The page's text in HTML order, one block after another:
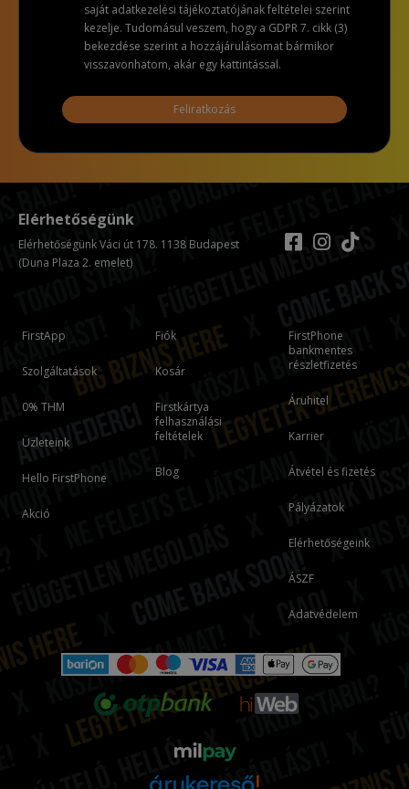
saját adatkezelési tájékoztatójának feltételei szerint
kezelje. Tudomásul veszem, hogy a GDPR 7. cikk (3)
bekezdése szerint a hozzájárulásomat bármikor
visszavonhatom, akár egy kattintással.
Feliratkozás
FirstApp
Szolgáltatások
0% THM
Üzleteink
Hello FirstPhone
Akció
Fiók
Kosár
Firstkártya
felhasználási
feltételek
Blog
FirstPhone
bankmentes
részletfizetés
Áruhitel
Karrier
Átvétel és fizetés
Pályázatok
Elérhetőségeink
ÁSZF
Adatvédelem
Elérhetőségünk
Elérhetőségünk Váci út 178. 1138 Budapest
(Duna Plaza 2. emelet)